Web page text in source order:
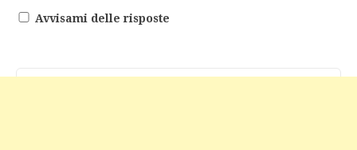
Avvisami delle risposte